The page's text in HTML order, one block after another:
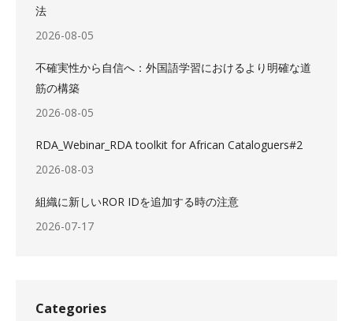
法
2026-08-05
不確実性から自信へ：外国語学習におけるより明確な道
筋の構築
2026-08-05
RDA_Webinar_RDA toolkit for African Cataloguers#2
2026-08-03
組織に新しいROR IDを追加する時の注意
2026-07-17
Categories